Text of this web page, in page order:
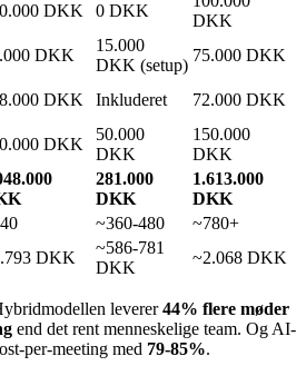
DKK 0 DKK
DKK
DKK
15.000
DKK (setup)
75.000 DKK
DKK Inkluderet
72.000 DKK
DKK
50.000
DKK
150.000
DKK
281.000
DKK
1.613.000
DKK
~360-480
~780+
DKK
~586-781
DKK
~2.068 DKK
leverer44% flere møder
end det rent menneskelige team. Og AI-
per-meeting med 79-85%.